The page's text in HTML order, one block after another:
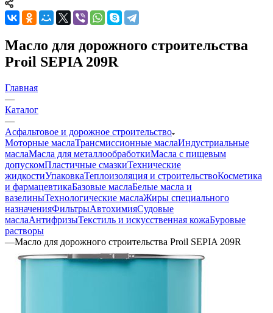
Масло для дорожного строительства
Proil SEPIA 209R
Главная
—
Каталог
—
Асфальтовое и дорожное строительство
Моторные маслаТрансмиссионные маслаИндустриальные
маслаМасла для металлообработкиМасла с пищевым
допускомПластичные смазкиТехнические
жидкостиУпаковкаТеплоизоляция и строительствоКосметика
и фармацевтикаБазовые маслаБелые масла и
вазелиныТехнологические маслаЖиры специального
назначенияФильтрыАвтохимияСудовые
маслаАнтифризыТекстиль и искусственная кожаБуровые
растворы
—Масло для дорожного строительства Proil SEPIA 209R